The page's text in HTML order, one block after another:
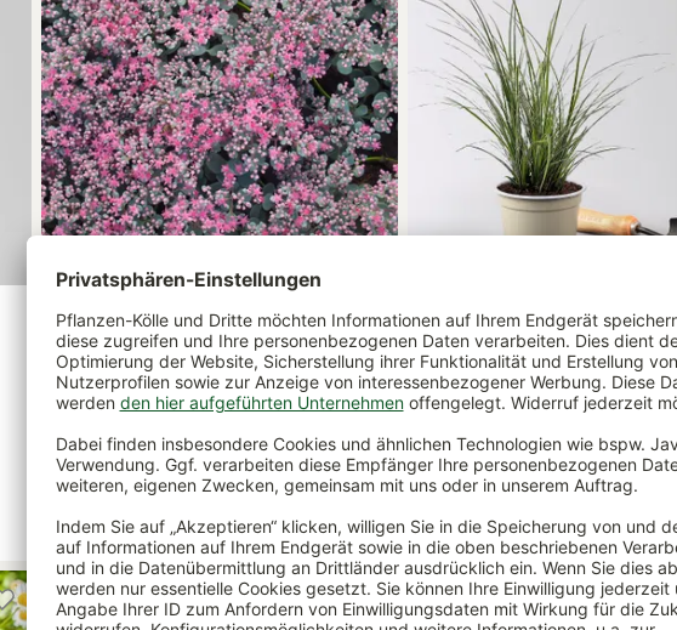
Sedum cauticola 'Robustum' karminrot,
Topf 9x9 cm
Variante: ab 6 Pflanzen - mit
Vorteilspreis
2,99 €
+ weitere Varianten
nicht abholbar
Bio Segge 'Variegata', grün-
12 cm
Variante:ab 6 Pflanzen - mit
Vorteilspreis
4,99 €
+ weitere Varianten
nicht abholbar